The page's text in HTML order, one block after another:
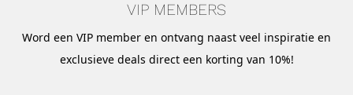
VIP MEMBERS
Word een VIP member en ontvang naast veel inspiratie en
exclusieve deals direct een korting van 10%!